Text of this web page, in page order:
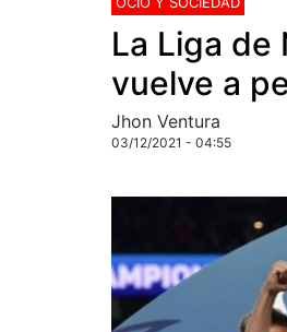
La Liga de
vuelve a
Jhon Ventura
03/12/2021 - 04:55